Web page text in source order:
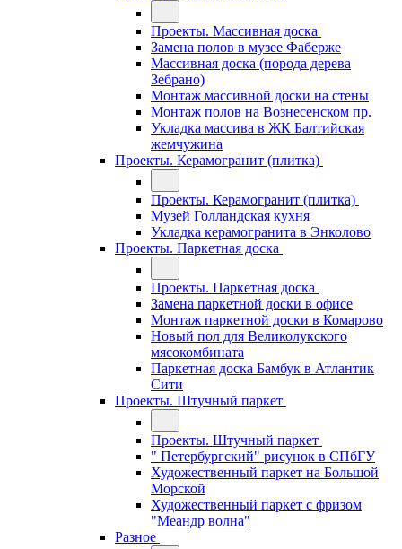
Проекты. Массивная доска
Замена полов в музее Фаберже
Массивная доска (порода дерева
Зебрано)
Монтаж массивной доски на стены
Монтаж полов на Вознесенском пр.
Укладка массива в ЖК Балтийская
жемчужина
Проекты. Керамогранит (плитка)
Проекты. Керамогранит (плитка)
Музей Голландская кухня
Укладка керамогранита в Энколово
Проекты. Паркетная доска
Проекты. Паркетная доска
Замена паркетной доски в офисе
Монтаж паркетной доски в Комарово
Новый пол для Великолукского
мясокомбината
Паркетная доска Бамбук в Атлантик
Сити
Проекты. Штучный паркет
Проекты. Штучный паркет
" Петербургский" рисунок в СПбГУ
Художественный паркет на Большой
Морской
Художественный паркет с фризом
"Меандр волна"
Разное